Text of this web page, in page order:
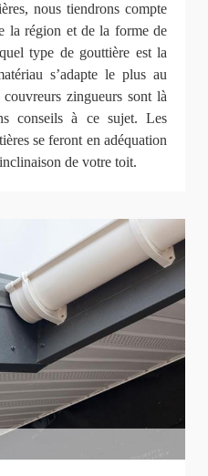
nous tiendrons compte
la région et de la forme de
type de gouttière est la
s’adapte le plus au
zingueurs sont là
conseils à ce sujet. Les
se feront en adéquation
de votre toit.